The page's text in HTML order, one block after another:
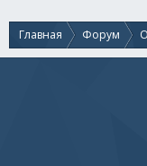
Главная Форум